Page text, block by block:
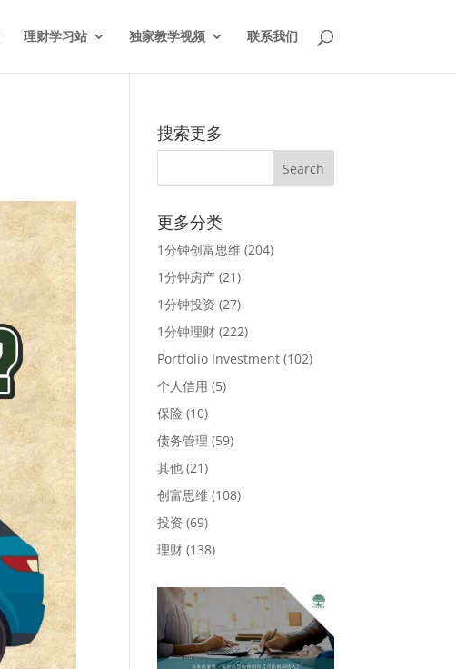
理财学习站 独家教学视频 联系我们
搜索更多
更多分类
1分钟创富思维 (204)
1分钟房产 (21)
1分钟投资 (27)
1分钟理财 (222)
Portfolio Investment (102)
个人信用 (5)
保险 (10)
债务管理 (59)
其他 (21)
创富思维 (108)
投资 (69)
理财 (138)